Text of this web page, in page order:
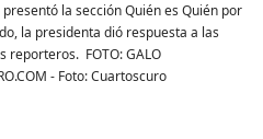
la sección Quién es Quién por
la presidenta dió respuesta a las
reporteros. FOTO: GALO
- Foto:Cuartoscuro